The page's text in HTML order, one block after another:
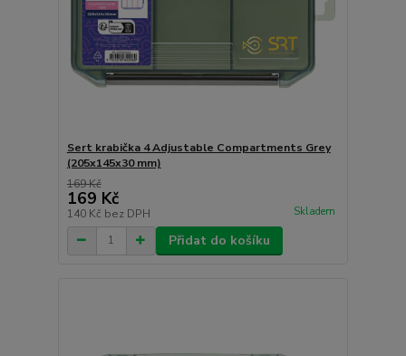
Sert krabička 4 Adjustable Compartments Grey
(205x145x30 mm)
169 Kč
169 Kč
140 Kč bez DPH Skladem
Přidat do košíku